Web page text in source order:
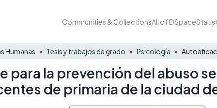
Communities & CollectionsAll of DSpace
Humanas Tesis y trabajos de grado Psicología
para la prevención del abuso
de primaria de la ciudad